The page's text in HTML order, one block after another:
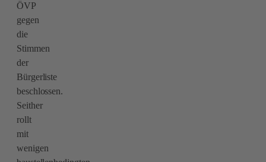
ÖVP
gegen
die
Stimmen
der
Bürgerliste
beschlossen.
Seither
rollt
mit
wenigen